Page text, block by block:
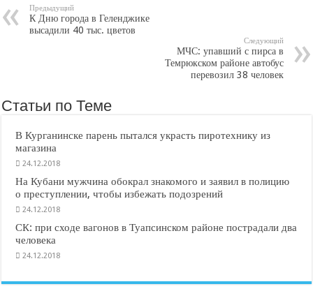
Предыдущий
К Дню города в Геленджике
высадили 40 тыс. цветов
Следующий
МЧС: упавший с пирса в
Темрюкском районе автобус
перевозил 38 человек
Статьи по Теме
В Курганинске парень пытался украсть пиротехнику из
магазина
24.12.2018
На Кубани мужчина обокрал знакомого и заявил в полицию
о преступлении, чтобы избежать подозрений
24.12.2018
СК: при сходе вагонов в Туапсинском районе пострадали два
человека
24.12.2018